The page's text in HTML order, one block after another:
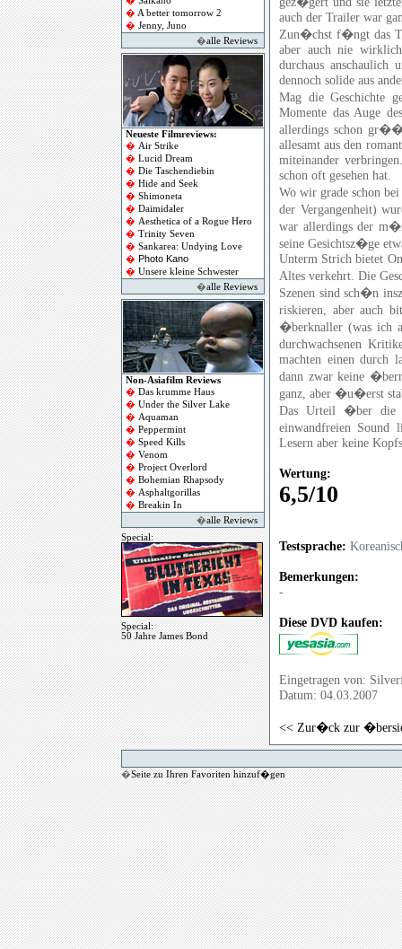
� A better tomorrow 2
� Jenny, Juno
�alle Reviews
Neueste Filmreviews:
� Air Strike
� Lucid Dream
� Die Taschendiebin
� Hide and Seek
� Shimoneta
� Daimidaler
� Aesthetica of a Rogue Hero
� Trinity Seven
� Sankarea: Undying Love
� Photo Kano
� Unsere kleine Schwester
�alle Reviews
Non-Asiafilm Reviews
� Das krumme Haus
� Under the Silver Lake
� Aquaman
� Peppermint
� Speed Kills
� Venom
� Project Overlord
� Bohemian Rhapsody
� Asphaltgorillas
� Breakin In
�alle Reviews
Special:
Special:
50 Jahre James Bond
auch der Trailer war
Zun�chst f�ngt das
aber auch nie
durchaus anschaulich
dennoch solide aus
Mag die Geschichte
Momente das Auge
allerdings schon
allesamt aus den
miteinander
schon oft gesehen hat.
Wo wir grade schon
der Vergangenheit)
war allerdings der
seine Gesichtsz�ge
Unterm Strich bietet
Altes verkehrt. Die
Szenen sind sch�n
riskieren, aber auch
�berknaller (was ich
durchwachsenen
machten einen durch
dann zwar keine
ganz, aber �u�erst
Das Urteil �ber die
einwandfreien
Lesern aber keine
Wertung:
6,5/10
Testsprache:
Bemerkungen:
-
Diese DVD kaufen:
Eingetragen von:
Datum: 04.03.2007
<< Zur�ck zur
�Seite zu Ihren Favoriten hinzuf�gen